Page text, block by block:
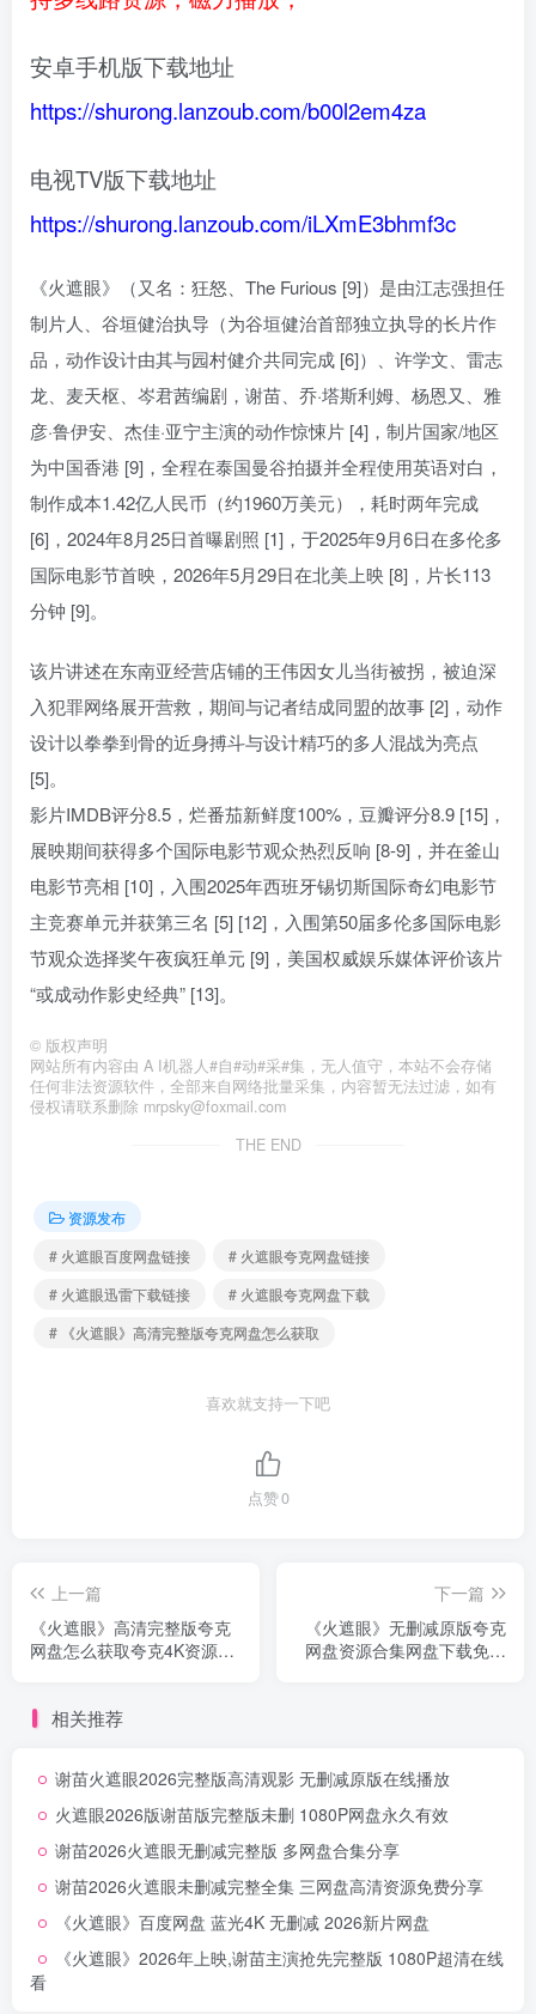
安卓手机版下载地址
https://shurong.lanzoub.com/b00l2em4za
电视TV版下载地址
https://shurong.lanzoub.com/iLXmE3bhmf3c
《火遮眼》（又名：狂怒、The Furious [9]）是由江志强担任
制片人、谷垣健治执导（为谷垣健治首部独立执导的长片作
品，动作设计由其与园村健介共同完成 [6]）、许学文、雷志
龙、麦天枢、岑君茜编剧，谢苗、乔·塔斯利姆、杨恩又、雅
彦·鲁伊安、杰佳·亚宁主演的动作惊悚片 [4]，制片国家/地区
为中国香港 [9]，全程在泰国曼谷拍摄并全程使用英语对白，
制作成本1.42亿人民币（约1960万美元），耗时两年完成
[6]，2024年8月25日首曝剧照 [1]，于2025年9月6日在多伦多
国际电影节首映，2026年5月29日在北美上映 [8]，片长113
分钟 [9]。
该片讲述在东南亚经营店铺的王伟因女儿当街被拐，被迫深
入犯罪网络展开营救，期间与记者结成同盟的故事 [2]，动作
设计以拳拳到骨的近身搏斗与设计精巧的多人混战为亮点
[5]。
影片IMDB评分8.5，烂番茄新鲜度100%，豆瓣评分8.9 [15]，
展映期间获得多个国际电影节观众热烈反响 [8-9]，并在釜山
电影节亮相 [10]，入围2025年西班牙锡切斯国际奇幻电影节
主竞赛单元并获第三名 [5] [12]，入围第50届多伦多国际电影
节观众选择奖午夜疯狂单元 [9]，美国权威娱乐媒体评价该片
“或成动作影史经典” [13]。
© 版权声明
网站所有内容由 A I机器人#自#动#采#集，无人值守，本站不会存储
任何非法资源软件，全部来自网络批量采集，内容暂无法过滤，如有
侵权请联系删除 mrpsky@foxmail.com
THE END
资源发布
# 火遮眼百度网盘链接
# 火遮眼夸克网盘链接
# 火遮眼迅雷下载链接
# 火遮眼夸克网盘下载
# 《火遮眼》高清完整版夸克网盘怎么获取
喜欢就支持一下吧
点赞0
上一篇
《火遮眼》高清完整版夸克
网盘怎么获取夸克4K资源分
下一篇
《火遮眼》无删减原版夸克
网盘资源合集网盘下载免费
相关推荐
谢苗火遮眼2026完整版高清观影 无删减原版在线播放
火遮眼2026版谢苗版完整版未删 1080P网盘永久有效
谢苗2026火遮眼无删减完整版 多网盘合集分享
谢苗2026火遮眼未删减完整全集 三网盘高清资源免费分享
《火遮眼》百度网盘 蓝光4K 无删减 2026新片网盘
《火遮眼》2026年上映,谢苗主演抢先完整版 1080P超清在线
看